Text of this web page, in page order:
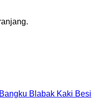
Blabak Kaki Besi